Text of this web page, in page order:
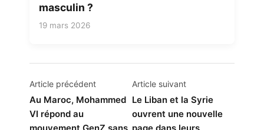
masculin ?
19 mars 2026
Navigation
de
l’article
Article précédent
Au Maroc, Mohammed
VI répond au
Article suivant
Le Liban et la Syrie
ouvrent une nouvelle